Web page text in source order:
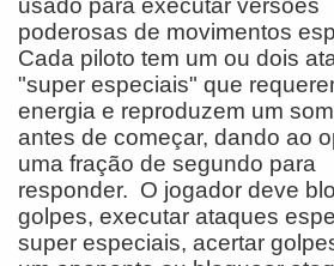
usado para executar versões
poderosas de movimentos
Cada piloto tem um ou dois
"super especiais" que
energia e reproduzem um
antes de começar, dando ao
uma fração de segundo para
responder. O jogador deve
golpes, executar ataques
super especiais, acertar